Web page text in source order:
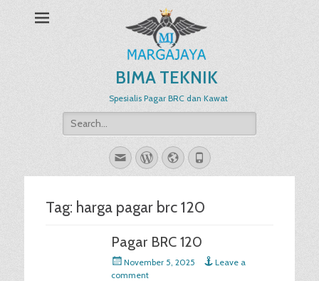
BIMA TEKNIK
Spesialis Pagar BRC dan Kawat
Search
for:
EmailWordPress
WebsitePhone
Tag: harga pagar brc 120
Pagar BRC 120
Posted
on
November 5, 2025
Leave a
comment